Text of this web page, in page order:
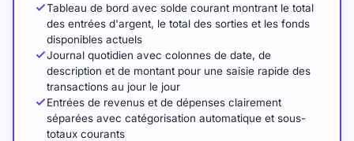
Tableau de bord avec solde courant montrant le total
des entrées d'argent, le total des sorties et les fonds
disponibles actuels
Journal quotidien avec colonnes de date, de
description et de montant pour une saisie rapide des
transactions au jour le jour
Entrées de revenus et de dépenses clairement
séparées avec catégorisation automatique et sous-
totaux courants